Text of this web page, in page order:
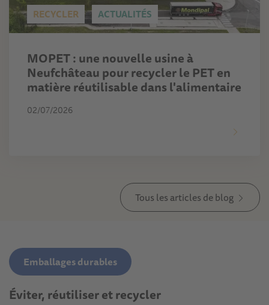
RECYCLER ACTUALITÉS
MOPET : une nouvelle usine à
Neufchâteau pour recycler le PET en
matière réutilisable dans l'alimentaire
02/07/2026
Tous les articles de blog
Emballages durables
Éviter, réutiliser et recycler